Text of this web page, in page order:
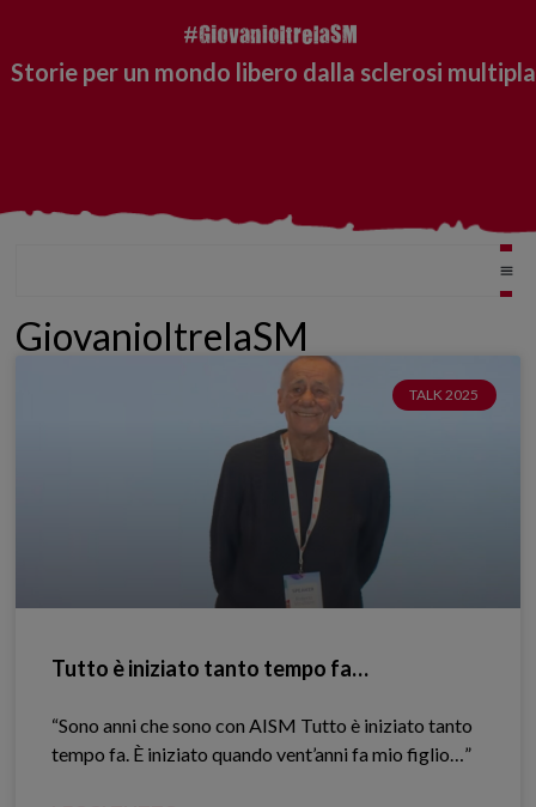
Storie per un mondo libero dalla sclerosi multipla
GiovanioltrelaSM
TALK 2025
Tutto è iniziato tanto tempo fa…
“Sono anni che sono con AISM Tutto è iniziato tanto
tempo fa. È iniziato quando vent’anni fa mio figlio…”